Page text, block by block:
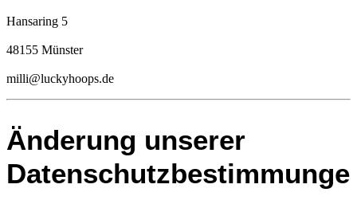
Hansaring 5
48155 Münster
milli@luckyhoops.de
Änderung unserer